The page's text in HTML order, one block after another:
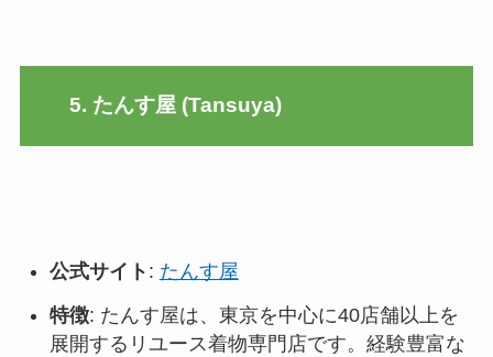
5. たんす屋 (Tansuya)
公式サイト : たんす屋
特徴: たんす屋は、東京を中心に40店舗以上を
展開するリユース着物専門店です。経験豊富な